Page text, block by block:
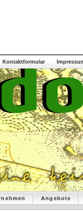
Kontaktformular
Angebote